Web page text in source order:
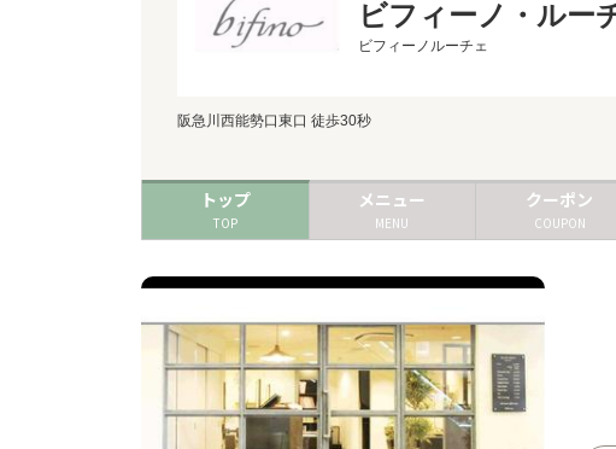
ビフィーノ・ルー
ビフィーノルーチェ
阪急川西能勢口東口 徒歩30秒
トップ
TOP
メニュー
MENU
クーポン
COUPON